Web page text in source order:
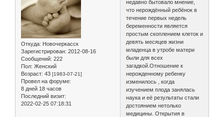
Откуда: Новочеркасск
Зарегистрирован: 2012-08-16
Сообщений: 222
Пол: Женский
Возраст: 43 [1983-07-21]
Провел на форуме:
8 дней 18 часов
Последний визит:
2022-02-25 07:18:31
недавно бытовало мнение,
что нерождённый ребёнок в
течение первых недель
беременности является
простым скоплением клеток и
девять месяцев жизни
младенца в утробе матери
были для всех
загадкой.Отношение к
нерожденному ребенку
изменилось , когда
изучением плода занялась
наука и её результаты стали
достоянием нетолько
медицины. Открытия в